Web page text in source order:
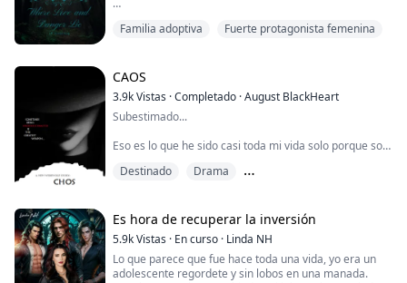
acaba de graduarse de la escuela secundaria. Nunca
encantadora. Nunca entendió la aversión natural de
todos hacia ella hasta que descubrió el secreto que su
familia le había...
Familia adoptiva
Fuerte protagonista femenina
CAOS
3.9kVistas ·Completado ·August BlackHeart
Subestimado...
Eso es lo que he sido casi toda mi vida solo porque soy
lleno de hombres egoístas y machistas a los que hay
Mi vida nunca ha sido todo diversión y rosas... Todavía
tenía a mi madre y a mis hermanos, pero nunca será lo
mismo sin mi padre. Puede que sea mayor de edad.
Mucho...
Destinado
Drama
Es hora de recuperar la inversión
5.9kVistas · En curso · Linda NH
Lo que parece que fue hace toda una vida, yo era un
adolescente regordete y sin lobos en una manada.